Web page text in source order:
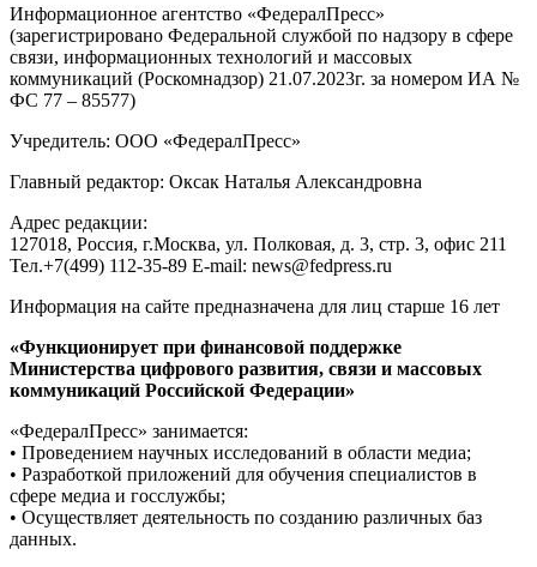
Информационное агентство «ФедералПресс»
(зарегистрировано Федеральной службой по надзору в сфере
связи, информационных технологий и массовых
коммуникаций (Роскомнадзор) 21.07.2023г. за номером ИА №
ФС 77 – 85577)
Учредитель: ООО «ФедералПресс»
Главный редактор: Оксак Наталья Александровна
Адрес редакции:
127018, Россия, г.Москва, ул. Полковая, д. 3, стр. 3, офис 211
Тел.+7(499) 112-35-89 E-mail: news@fedpress.ru
Информация на сайте предназначена для лиц старше 16 лет
«Функционирует при финансовой поддержке
Министерства цифрового развития, связи и массовых
коммуникаций Российской Федерации»
«ФедералПресс» занимается:
• Проведением научных исследований в области медиа;
• Разработкой приложений для обучения специалистов в
сфере медиа и госслужбы;
• Осуществляет деятельность по созданию различных баз
данных.